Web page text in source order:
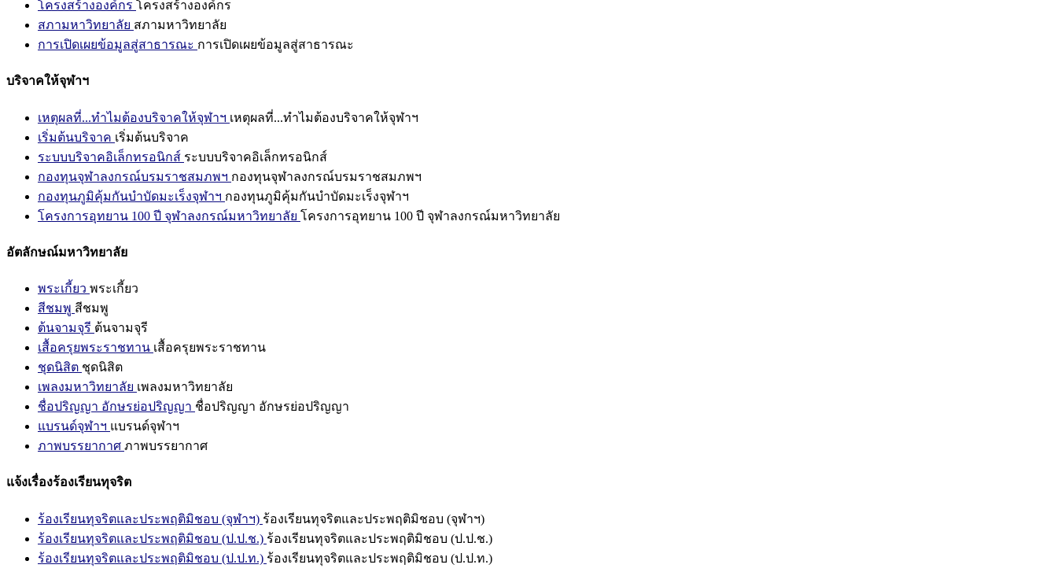
โครงสร้างองค์กร โครงสร้างองค์กร
สภามหาวิทยาลัย สภามหาวิทยาลัย
การเปิดเผยข้อมูลสู่สาธารณะ การเปิดเผยข้อมูลสู่สาธารณะ
บริจาคให้จุฬาฯ
เหตุผลที่...ทำไมต้องบริจาคให้จุฬาฯ เหตุผลที่...ทำไมต้องบริจาคให้จุฬาฯ
เริ่มต้นบริจาค เริ่มต้นบริจาค
ระบบบริจาคอิเล็กทรอนิกส์ ระบบบริจาคอิเล็กทรอนิกส์
กองทุนจุฬาลงกรณ์บรมราชสมภพฯ กองทุนจุฬาลงกรณ์บรมราชสมภพฯ
กองทุนภูมิคุ้มกันบำบัดมะเร็งจุฬาฯ กองทุนภูมิคุ้มกันบำบัดมะเร็งจุฬาฯ
โครงการอุทยาน 100 ปี จุฬาลงกรณ์มหาวิทยาลัย โครงการอุทยาน 100 ปี จุฬาลงกรณ์มหาวิทยาลัย
อัตลักษณ์มหาวิทยาลัย
พระเกี้ยว พระเกี้ยว
สีชมพู สีชมพู
ต้นจามจุรี ต้นจามจุรี
เสื้อครุยพระราชทาน เสื้อครุยพระราชทาน
ชุดนิสิต ชุดนิสิต
เพลงมหาวิทยาลัย เพลงมหาวิทยาลัย
ชื่อปริญญา อักษรย่อปริญญา ชื่อปริญญา อักษรย่อปริญญา
แบรนด์จุฬาฯ แบรนด์จุฬาฯ
ภาพบรรยากาศ ภาพบรรยากาศ
แจ้งเรื่องร้องเรียนทุจริต
ร้องเรียนทุจริตและประพฤติมิชอบ (จุฬาฯ) ร้องเรียนทุจริตและประพฤติมิชอบ (จุฬาฯ)
ร้องเรียนทุจริตและประพฤติมิชอบ (ป.ป.ช.) ร้องเรียนทุจริตและประพฤติมิชอบ (ป.ป.ช.)
ร้องเรียนทุจริตและประพฤติมิชอบ (ป.ป.ท.) ร้องเรียนทุจริตและประพฤติมิชอบ (ป.ป.ท.)